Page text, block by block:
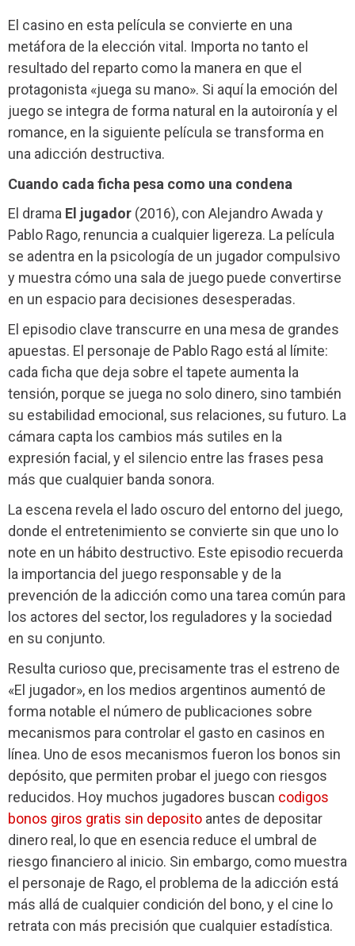
El casino en esta película se convierte en una
metáfora de la elección vital. Importa no tanto el
resultado del reparto como la manera en que el
protagonista «juega su mano». Si aquí la emoción del
juego se integra de forma natural en la autoironía y el
romance, en la siguiente película se transforma en
una adicción destructiva.
Cuando cada ficha pesa como una condena
El drama El jugador (2016), con Alejandro Awada y
Pablo Rago, renuncia a cualquier ligereza. La película
se adentra en la psicología de un jugador compulsivo
y muestra cómo una sala de juego puede convertirse
en un espacio para decisiones desesperadas.
El episodio clave transcurre en una mesa de grandes
apuestas. El personaje de Pablo Rago está al límite:
cada ficha que deja sobre el tapete aumenta la
tensión, porque se juega no solo dinero, sino también
su estabilidad emocional, sus relaciones, su futuro. La
cámara capta los cambios más sutiles en la
expresión facial, y el silencio entre las frases pesa
más que cualquier banda sonora.
La escena revela el lado oscuro del entorno del juego,
donde el entretenimiento se convierte sin que uno lo
note en un hábito destructivo. Este episodio recuerda
la importancia del juego responsable y de la
prevención de la adicción como una tarea común para
los actores del sector, los reguladores y la sociedad
en su conjunto.
Resulta curioso que, precisamente tras el estreno de
«El jugador», en los medios argentinos aumentó de
forma notable el número de publicaciones sobre
mecanismos para controlar el gasto en casinos en
línea. Uno de esos mecanismos fueron los bonos sin
depósito, que permiten probar el juego con riesgos
reducidos. Hoy muchos jugadores buscan codigos
bonos giros gratis sin deposito antes de depositar
dinero real, lo que en esencia reduce el umbral de
riesgo financiero al inicio. Sin embargo, como muestra
el personaje de Rago, el problema de la adicción está
más allá de cualquier condición del bono, y el cine lo
retrata con más precisión que cualquier estadística.